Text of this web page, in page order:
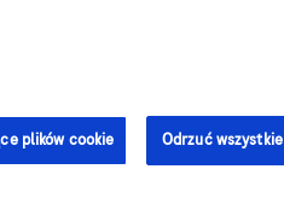
plików cookie Odrzuć wszystkie